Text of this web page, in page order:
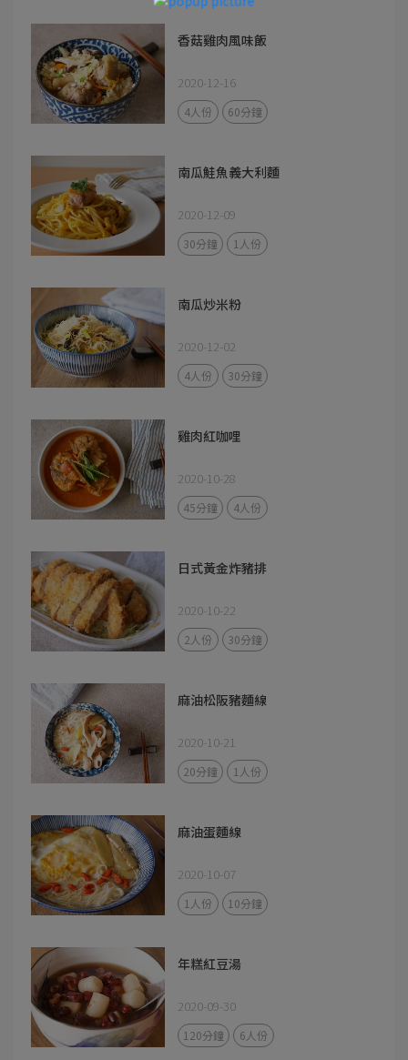
香菇雞肉風味飯
2020-12-16
4人份 60分鐘
南瓜鮭魚義大利麵
2020-12-09
30分鐘 1人份
南瓜炒米粉
2020-12-02
4人份 30分鐘
雞肉紅咖哩
2020-10-28
45分鐘 4人份
日式黃金炸豬排
2020-10-22
2人份 30分鐘
麻油松阪豬麵線
2020-10-21
20分鐘 1人份
麻油蛋麵線
2020-10-07
1人份 10分鐘
年糕紅豆湯
2020-09-30
120分鐘 6人份